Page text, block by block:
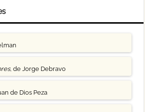
, de Jorge Debravo
de Dios Peza